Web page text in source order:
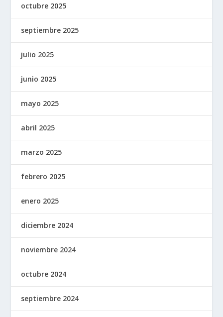
octubre 2025
septiembre 2025
julio 2025
junio 2025
mayo 2025
abril 2025
marzo 2025
febrero 2025
enero 2025
diciembre 2024
noviembre 2024
octubre 2024
septiembre 2024